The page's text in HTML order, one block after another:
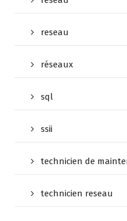
reseau
réseaux
sql
ssii
technicien de
technicien reseau